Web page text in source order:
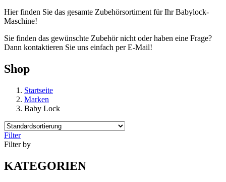
Hier finden Sie das gesamte Zubehörsortiment für Ihr Babylock-
Maschine!
Sie finden das gewünschte Zubehör nicht oder haben eine Frage?
Dann kontaktieren Sie uns einfach per E-Mail!
Shop
Startseite
Marken
Baby Lock
Filter
Filter by
KATEGORIEN